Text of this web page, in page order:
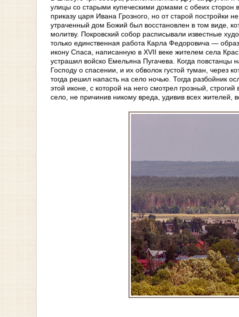
улицы со старыми купеческими домами с обеих сторон
приказу царя Ивана Грозного, но от старой постройки
утраченный дом Божий был восстановлен в том виде,
молитву. Покровский собор расписывали известные
только единственная работа Карла Федоровича —
икону Спаса, написанную в XVII веке жителем села
устрашил войско Емельяна Пугачева. Когда
Господу о спасении, и их обволок густой туман, через
тогда решил напасть на село ночью. Тогда разбойник
этой иконе, с которой на него смотрел грозный,
село, не причинив никому вреда, удивив всех жителей,